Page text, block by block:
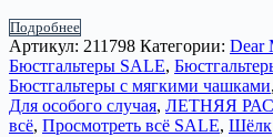
Подробнее
Артикул: 211798 Категории: Dear
Бюстгальтеры SALE,
Бюстгальтеры с мягкими чашками,
Для особого случая, ЛЕТНЯЯ
всё, Просмотреть всё SALE, Шёлк